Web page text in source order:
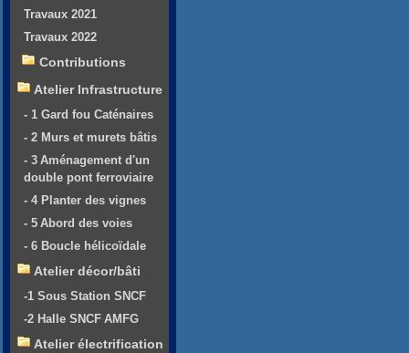
Travaux 2021
Travaux 2022
Contributions
Atelier Infrastructure
- 1 Gard fou Caténaires
- 2 Murs et murets bâtis
- 3 Aménagement d'un
double pont ferroviaire
- 4 Planter des vignes
- 5 Abord des voies
- 6 Boucle hélicoïdale
Atelier décor/bâti
-1 Sous Station SNCF
-2 Halle SNCF AMFG
Atelier électrification